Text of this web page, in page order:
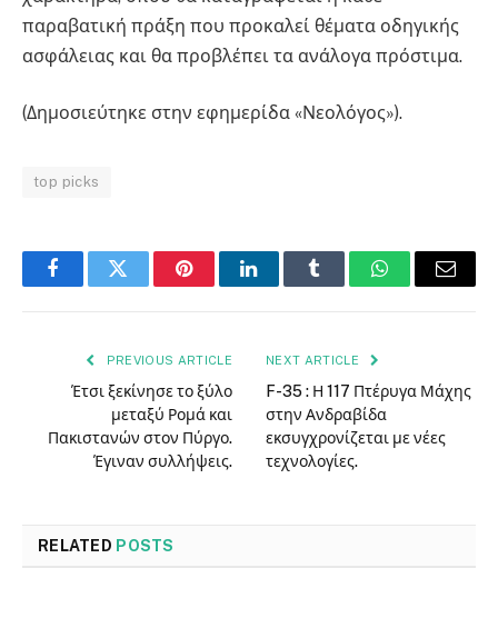
παραβατική πράξη που προκαλεί θέματα οδηγικής
ασφάλειας και θα προβλέπει τα ανάλογα πρόστιμα.
(Δημοσιεύτηκε στην εφημερίδα «Νεολόγος»).
top picks
FacebookTwitter PinterestLinkedInTumblr WhatsAppEmail
PREVIOUS ARTICLE
Έτσι ξεκίνησε το ξύλο
μεταξύ Ρομά και
Πακιστανών στον Πύργο.
Έγιναν συλλήψεις.
NEXT ARTICLE
F-35 : Η 117 Πτέρυγα Μάχης
στην Ανδραβίδα
εκσυγχρονίζεται με νέες
τεχνολογίες.
RELATED POSTS